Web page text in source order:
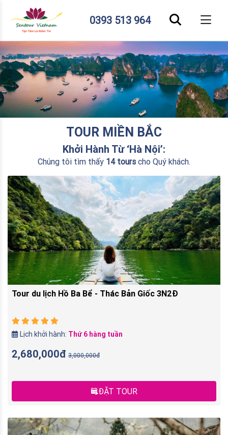
0393 513 964
TOUR MIỀN BẮC
Khởi Hành Từ ‘Hà Nội’:
Chúng tôi tìm thấy 14 tours cho Quý khách.
Tour du lịch Hồ Ba Bể - Thác Bản Giốc 3N2Đ
Lịch khởi hành: Thứ 6 hàng tuần
2,680,000đ 3,000,000đ
ĐẶT TOUR